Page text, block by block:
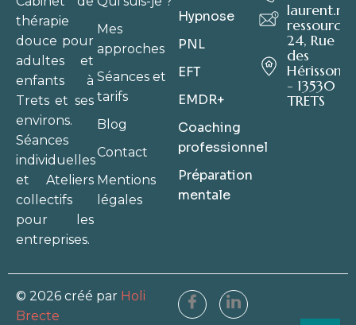
thérapie
douce pour
adultes et
enfants à
Trets et ses
environs.
Séances
individuelles
et Ateliers
collectifs
pour les
entreprises.
Mes
approches
Séances et
tarifs
Blog
Contact
Mentions
légales
Hypnose
PNL
EFT
EMDR+
Coaching
professionnel
Préparation
mentale
24, Rue
des
Hérissons
- 13530
TRETS
© 2026 créé par Holi
Brecte